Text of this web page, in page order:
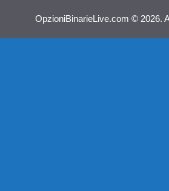
OpzioniBinarieLive.com © 2026.